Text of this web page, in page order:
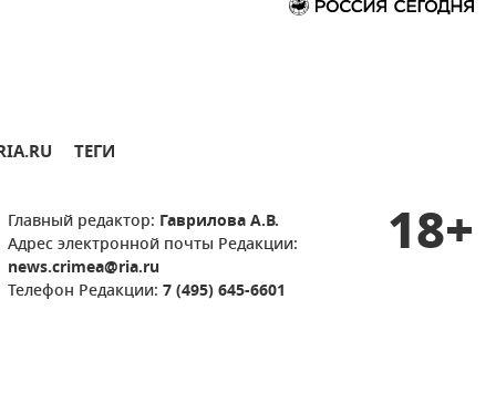
ТЕГИ
Главный редактор: Гаврилова А.В.
Адрес электронной почты Редакции:
news.crimea@ria.ru
Телефон Редакции: 7 (495) 645-6601
18+